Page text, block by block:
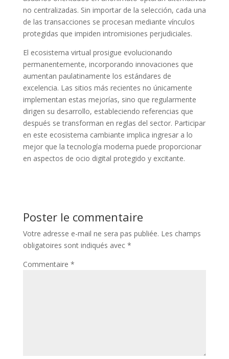
no centralizadas. Sin importar de la selección, cada una
de las transacciones se procesan mediante vínculos
protegidas que impiden intromisiones perjudiciales.
El ecosistema virtual prosigue evolucionando
permanentemente, incorporando innovaciones que
aumentan paulatinamente los estándares de
excelencia. Las sitios más recientes no únicamente
implementan estas mejorías, sino que regularmente
dirigen su desarrollo, estableciendo referencias que
después se transforman en reglas del sector. Participar
en este ecosistema cambiante implica ingresar a lo
mejor que la tecnología moderna puede proporcionar
en aspectos de ocio digital protegido y excitante.
Poster le commentaire
Votre adresse e-mail ne sera pas publiée. Les champs
obligatoires sont indiqués avec *
Commentaire *